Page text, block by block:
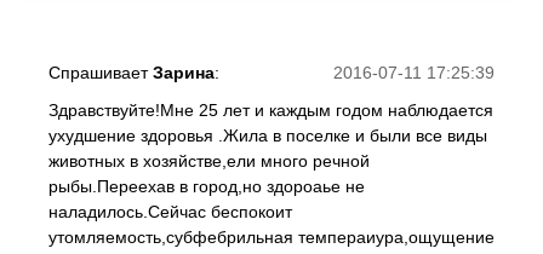
2016-07-11 17:25:39
СпрашиваетЗарина:
Здравствуйте!Мне 25 лет и каждым годом наблюдается
ухудшение здоровья .Жила в поселке и были все виды
животных в хозяйстве,ели много речной
рыбы.Переехав в город,но здороаье не
наладилось.Сейчас беспокоит
утомляемость,субфебрильная темпераиура,ощущение